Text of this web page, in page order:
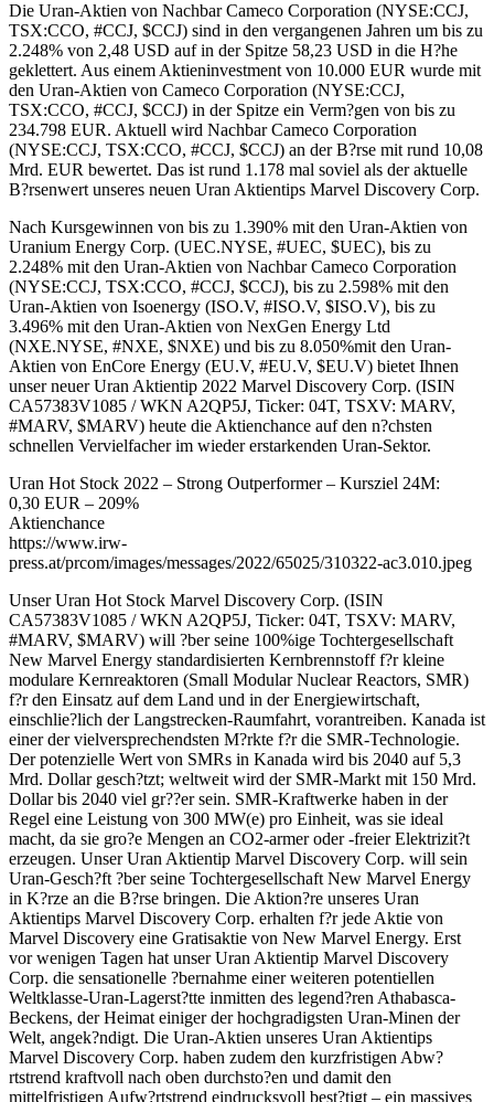
Die Uran-Aktien von Nachbar Cameco Corporation (NYSE:CCJ,
TSX:CCO, #CCJ, $CCJ) sind in den vergangenen Jahren um bis zu
2.248% von 2,48 USD auf in der Spitze 58,23 USD in die H?he
geklettert. Aus einem Aktieninvestment von 10.000 EUR wurde mit
den Uran-Aktien von Cameco Corporation (NYSE:CCJ,
TSX:CCO, #CCJ, $CCJ) in der Spitze ein Verm?gen von bis zu
234.798 EUR. Aktuell wird Nachbar Cameco Corporation
(NYSE:CCJ, TSX:CCO, #CCJ, $CCJ) an der B?rse mit rund 10,08
Mrd. EUR bewertet. Das ist rund 1.178 mal soviel als der aktuelle
B?rsenwert unseres neuen Uran Aktientips Marvel Discovery Corp.
Nach Kursgewinnen von bis zu 1.390% mit den Uran-Aktien von
Uranium Energy Corp. (UEC.NYSE, #UEC, $UEC), bis zu
2.248% mit den Uran-Aktien von Nachbar Cameco Corporation
(NYSE:CCJ, TSX:CCO, #CCJ, $CCJ), bis zu 2.598% mit den
Uran-Aktien von Isoenergy (ISO.V, #ISO.V, $ISO.V), bis zu
3.496% mit den Uran-Aktien von NexGen Energy Ltd
(NXE.NYSE, #NXE, $NXE) und bis zu 8.050%mit den Uran-
Aktien von EnCore Energy (EU.V, #EU.V, $EU.V) bietet Ihnen
unser neuer Uran Aktientip 2022 Marvel Discovery Corp. (ISIN
CA57383V1085 / WKN A2QP5J, Ticker: 04T, TSXV: MARV,
#MARV, $MARV) heute die Aktienchance auf den n?chsten
schnellen Vervielfacher im wieder erstarkenden Uran-Sektor.
Uran Hot Stock 2022 – Strong Outperformer – Kursziel 24M:
0,30 EUR – 209%
Aktienchance
https://www.irw-
press.at/prcom/images/messages/2022/65025/310322-ac3.010.jpeg
Unser Uran Hot Stock Marvel Discovery Corp. (ISIN
CA57383V1085 / WKN A2QP5J, Ticker: 04T, TSXV: MARV,
#MARV, $MARV) will ?ber seine 100%ige Tochtergesellschaft
New Marvel Energy standardisierten Kernbrennstoff f?r kleine
modulare Kernreaktoren (Small Modular Nuclear Reactors, SMR)
f?r den Einsatz auf dem Land und in der Energiewirtschaft,
einschlie?lich der Langstrecken-Raumfahrt, vorantreiben. Kanada ist
einer der vielversprechendsten M?rkte f?r die SMR-Technologie.
Der potenzielle Wert von SMRs in Kanada wird bis 2040 auf 5,3
Mrd. Dollar gesch?tzt; weltweit wird der SMR-Markt mit 150 Mrd.
Dollar bis 2040 viel gr??er sein. SMR-Kraftwerke haben in der
Regel eine Leistung von 300 MW(e) pro Einheit, was sie ideal
macht, da sie gro?e Mengen an CO2-armer oder -freier Elektrizit?t
erzeugen. Unser Uran Aktientip Marvel Discovery Corp. will sein
Uran-Gesch?ft ?ber seine Tochtergesellschaft New Marvel Energy
in K?rze an die B?rse bringen. Die Aktion?re unseres Uran
Aktientips Marvel Discovery Corp. erhalten f?r jede Aktie von
Marvel Discovery eine Gratisaktie von New Marvel Energy. Erst
vor wenigen Tagen hat unser Uran Aktientip Marvel Discovery
Corp. die sensationelle ?bernahme einer weiteren potentiellen
Weltklasse-Uran-Lagerst?tte inmitten des legend?ren Athabasca-
Beckens, der Heimat einiger der hochgradigsten Uran-Minen der
Welt, angek?ndigt. Die Uran-Aktien unseres Uran Aktientips
Marvel Discovery Corp. haben zudem den kurzfristigen Abw?
rtstrend kraftvoll nach oben durchsto?en und damit den
mittelfristigen Aufw?rtstrend eindrucksvoll best?tigt – ein massives